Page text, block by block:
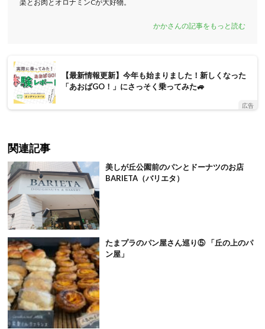
楽とお肉とオロナミンCが大好物。
かかさんの記事をもっと読む
【最新情報更新】今年も始まりました！新しくなった
「あおばGO！」にさっそく乗ってみた🚙
広告
関連記事
美しが丘公園前のパンとドーナツのお店
BARIETA（バリエタ）
たまプラのパン屋さん巡り⑤ 「丘の上のパ
ン屋」